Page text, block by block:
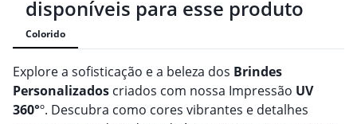
disponíveis para esse produto
Colorido
Explore a sofisticação e a beleza dos Brindes
Personalizados criados com nossa Impressão UV
360°º. Descubra como cores vibrantes e detalhes